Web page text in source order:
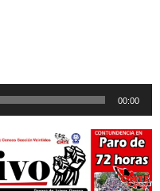
00:00